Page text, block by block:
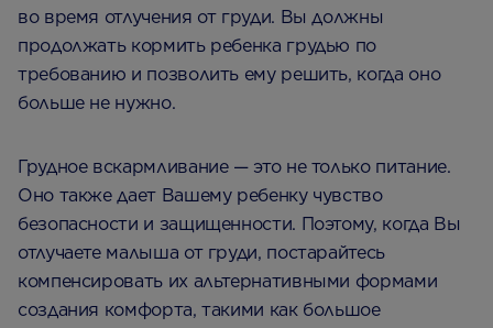
во время отлучения от груди. Вы должны
продолжать кормить ребенка грудью по
требованию и позволить ему решить, когда оно
больше не нужно.
Грудное вскармливание — это не только питание.
Оно также дает Вашему ребенку чувство
безопасности и защищенности. Поэтому, когда Вы
отлучаете малыша от груди, постарайтесь
компенсировать их альтернативными формами
создания комфорта, такими как большое